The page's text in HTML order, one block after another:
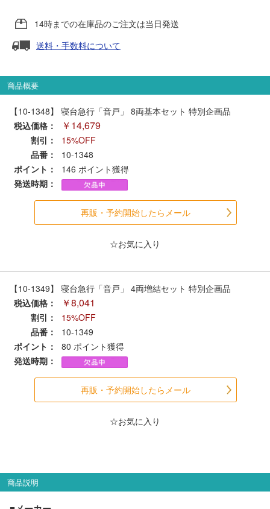
セール品・キャンペーン
セール商品
走行エリア別 鉄道模型車両リスト
関東
中部 関西
中国・四国
お役立ち情報
商品レビュー
LINEお友達登録
14時までの在庫品のご注文は当日発送
送料・手数料について
商品概要
【10-1348】 寝台急行「音戸」 8両基本セット 特別企画品
税込価格：
￥14,679
割引：
15%OFF
品番：
10-1348
ポイント：
146 ポイント獲得
発送時期：
再販・予約開始したらメール
☆お気に入り
【10-1349】 寝台急行「音戸」 4両増結セット 特別企画品
税込価格：
￥8,041
割引：
15%OFF
品番：
10-1349
ポイント：
80 ポイント獲得
発送時期：
再販・予約開始したらメール
☆お気に入り
商品説明